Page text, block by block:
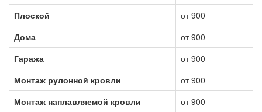
Плоской
от 900
Дома
от 900
Гаража
от 900
Монтаж рулонной кровли
от 900
Монтаж наплавляемой кровли
от 900